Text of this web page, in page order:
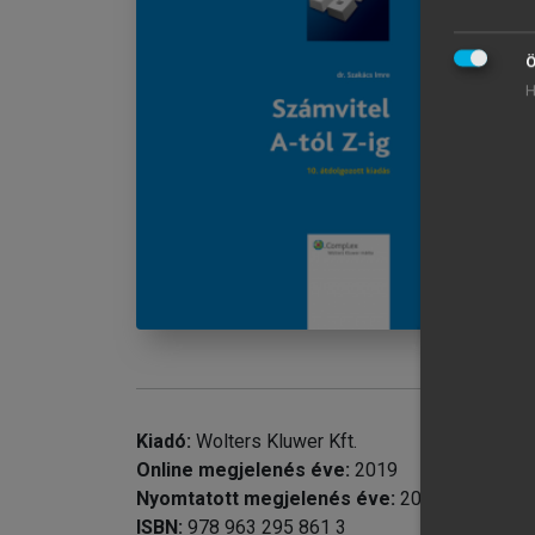
Kiadó: Wolters Kluwer Kft.
Online megjelenés éve: 2019
Nyomtatott megjelenés éve: 2012
ISBN: 978 963 295 861 3